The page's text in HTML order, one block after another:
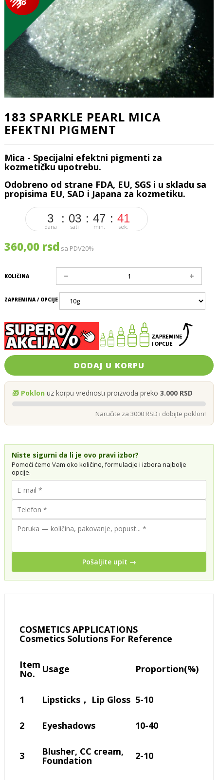
183 SPARKLE PEARL MICA
EFEKTNI PIGMENT
Mica - Specijalni efektni pigmenti za
kozmetičku upotrebu.
Odobreno od strane FDA, EU, SGS i u skladu sa
propisima EU, SAD i Japana za kozmetiku.
3
dana
03
sati
47
min.
41
sek.
360,00 rsd sa PDV20%
KOLIČINA
ZAPREMINA / OPCIJE
DODAJ U KORPU
🎁 Poklon uz korpu vrednosti proizvoda preko 3.000 RSD
Naručite za 3000 RSD i dobijte poklon!
Niste sigurni da li je ovo pravi izbor?
Pomoći ćemo Vam oko količine, formulacije i izbora najbolje
opcije.
Pošaljite upit →
COSMETICS APPLICATIONS
Cosmetics Solutions For Reference
Item
No. Usage Proportion(%)
1 Lipsticks， Lip Gloss 5-10
2 Eyeshadows 10-40
3 Blusher, CC cream,
Foundation 2-10